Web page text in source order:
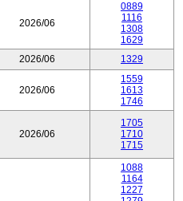
2026/06
0889
1116
1308
1629
2026/06 1329
2026/06
1559
1613
1746
2026/06
1705
1710
1715
1088
1164
1227